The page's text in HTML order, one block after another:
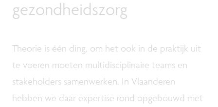
gezondheidszorg
Theorie is één ding, om het ook in de praktijk uit
te voeren moeten multidisciplinaire teams en
stakeholders samenwerken. In Vlaanderen
hebben we daar expertise rond opgebouwd met